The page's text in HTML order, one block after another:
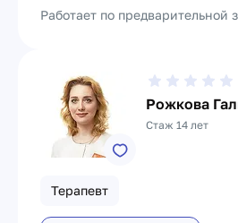
Работает по предварительной
Рожкова
Стаж 14 лет
Терапевт